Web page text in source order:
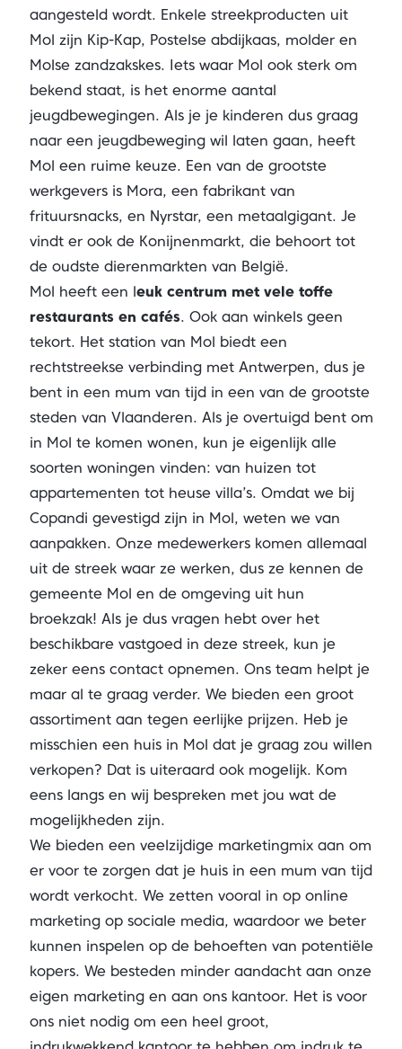
aangesteld wordt. Enkele streekproducten uit
Mol zijn Kip-Kap, Postelse abdijkaas, molder en
Molse zandzakskes. Iets waar Mol ook sterk om
bekend staat, is het enorme aantal
jeugdbewegingen. Als je je kinderen dus graag
naar een jeugdbeweging wil laten gaan, heeft
Mol een ruime keuze. Een van de grootste
werkgevers is Mora, een fabrikant van
frituursnacks, en Nyrstar, een metaalgigant. Je
vindt er ook de Konijnenmarkt, die behoort tot
de oudste dierenmarkten van België.
Mol heeft een leuk centrum met vele toffe
restaurants en cafés. Ook aan winkels geen
tekort. Het station van Mol biedt een
rechtstreekse verbinding met Antwerpen, dus je
bent in een mum van tijd in een van de grootste
steden van Vlaanderen. Als je overtuigd bent om
in Mol te komen wonen, kun je eigenlijk alle
soorten woningen vinden: van huizen tot
appartementen tot heuse villa’s. Omdat we bij
Copandi gevestigd zijn in Mol, weten we van
aanpakken. Onze medewerkers komen allemaal
uit de streek waar ze werken, dus ze kennen de
gemeente Mol en de omgeving uit hun
broekzak! Als je dus vragen hebt over het
beschikbare vastgoed in deze streek, kun je
zeker eens contact opnemen. Ons team helpt je
maar al te graag verder. We bieden een groot
assortiment aan tegen eerlijke prijzen. Heb je
misschien een huis in Mol dat je graag zou willen
verkopen? Dat is uiteraard ook mogelijk. Kom
eens langs en wij bespreken met jou wat de
mogelijkheden zijn.
We bieden een veelzijdige marketingmix aan om
er voor te zorgen dat je huis in een mum van tijd
wordt verkocht. We zetten vooral in op online
marketing op sociale media, waardoor we beter
kunnen inspelen op de behoeften van potentiële
kopers. We besteden minder aandacht aan onze
eigen marketing en aan ons kantoor. Het is voor
ons niet nodig om een heel groot,